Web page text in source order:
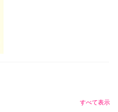
すべて表示